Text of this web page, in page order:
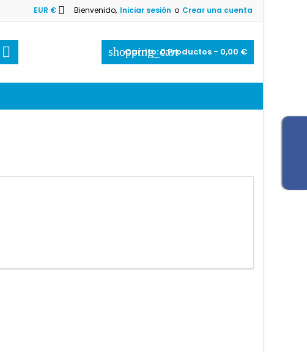
Bienvenido, Iniciar sesión o Crear una cuenta
EUR € 
shopping_cart
Carrito:0Productos - 0,00 €
